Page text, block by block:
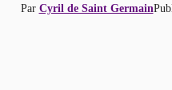
Par Cyril de Saint Germain